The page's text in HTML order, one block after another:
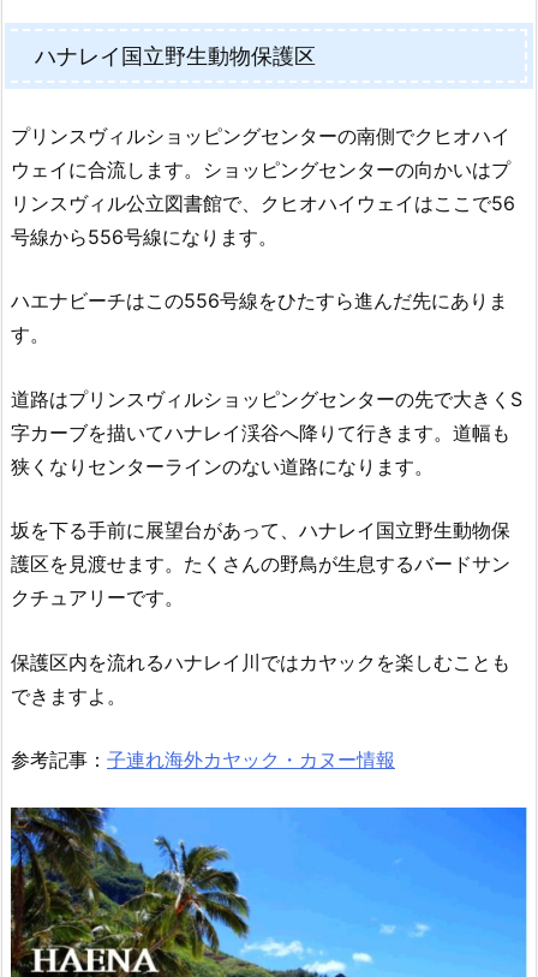
ハナレイ国立野生動物保護区
プリンスヴィルショッピングセンターの南側でクヒオハイ
ウェイに合流します。ショッピングセンターの向かいはプ
リンスヴィル公立図書館で、クヒオハイウェイはここで56
号線から556号線になります。
ハエナビーチはこの556号線をひたすら進んだ先にありま
す。
道路はプリンスヴィルショッピングセンターの先で大きくS
字カーブを描いてハナレイ渓谷へ降りて行きます。道幅も
狭くなりセンターラインのない道路になります。
坂を下る手前に展望台があって、ハナレイ国立野生動物保
護区を見渡せます。たくさんの野鳥が生息するバードサン
クチュアリーです。
保護区内を流れるハナレイ川ではカヤックを楽しむことも
できますよ。
参考記事： 子連れ海外カヤック・カヌー情報